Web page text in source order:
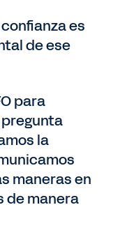
es
de ese
para
la
maneras en
de manera